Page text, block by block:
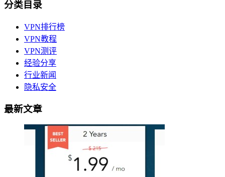
分类目录
VPN排行榜
VPN教程
VPN测评
经验分享
行业新闻
隐私安全
最新文章